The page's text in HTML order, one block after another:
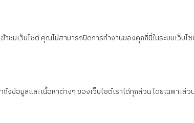
ชมเว็บไซต์ คุณไม่สามารถปิดการทำงานของคุกกี้นี้ในระบบเว็บไ
อมูลและเนื้อหาต่างๆ ของเว็บไซต์เราได้ทุกส่วน โดยเฉพาะ